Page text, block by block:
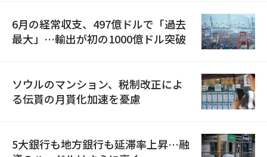
6月の経常収支、497億ドルで「過去
最大」…輸出が初の1000億ドル突破
ソウルのマンション、税制改正によ
る伝貰の月貰化加速を憂慮
5大銀行も地方銀行も延滞率上昇…融